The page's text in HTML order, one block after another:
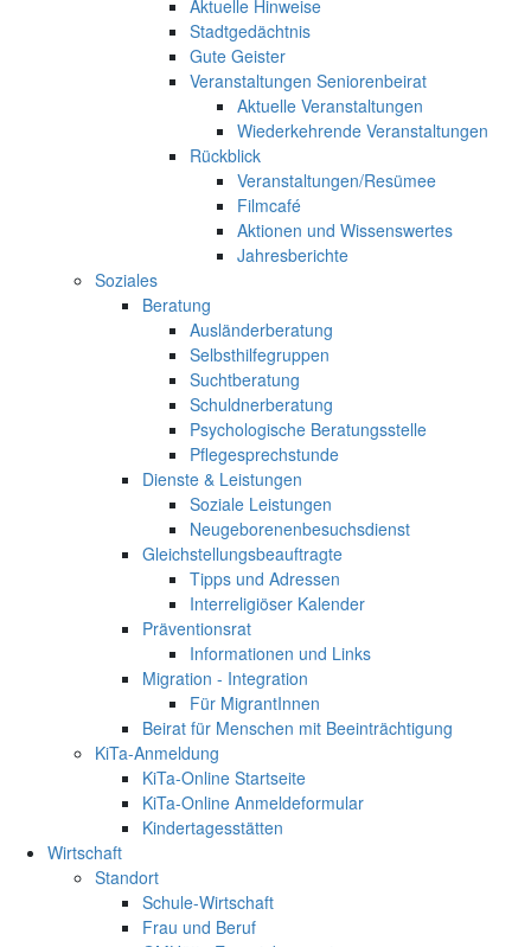
Aktuelle Hinweise
Stadtgedächtnis
Gute Geister
Veranstaltungen Seniorenbeirat
Aktuelle Veranstaltungen
Wiederkehrende Veranstaltungen
Rückblick
Veranstaltungen/Resümee
Filmcafé
Aktionen und Wissenswertes
Jahresberichte
Soziales
Beratung
Ausländerberatung
Selbsthilfegruppen
Suchtberatung
Schuldnerberatung
Psychologische Beratungsstelle
Pflegesprechstunde
Dienste & Leistungen
Soziale Leistungen
Neugeborenenbesuchsdienst
Gleichstellungsbeauftragte
Tipps und Adressen
Interreligiöser Kalender
Präventionsrat
Informationen und Links
Migration - Integration
Für MigrantInnen
Beirat für Menschen mit Beeinträchtigung
KiTa-Anmeldung
KiTa-Online Startseite
KiTa-Online Anmeldeformular
Kindertagesstätten
Wirtschaft
Standort
Schule-Wirtschaft
Frau und Beruf